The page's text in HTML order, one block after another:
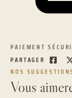
PAIEMENT
PARTAGER
NOS
Vous